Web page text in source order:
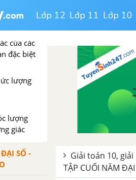
Lớp 12 Lớp 11 Lớp 10
của các
đặc biệt
lượng
lượng
giác
SỐ -
Giải toán 10,
TẬP CUỐI NĂM